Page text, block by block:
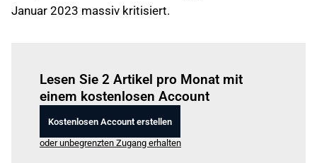
Januar 2023 massiv kritisiert.
Lesen Sie 2 Artikel pro Monat mit
einem kostenlosen Account
Kostenlosen Account erstellen
oder unbegrenzten Zugang erhalten